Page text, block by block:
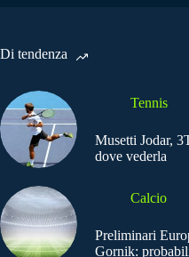
Di tendenza
Tennis
Musetti Jodar,
dove vederla
Calcio
Preliminari
Gornik: